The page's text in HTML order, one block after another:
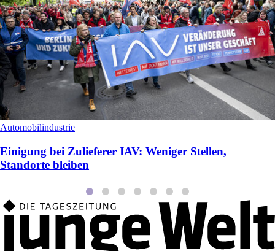
Automobilindustrie
Einigung bei Zulieferer IAV: Weniger Stellen,
Standorte bleiben